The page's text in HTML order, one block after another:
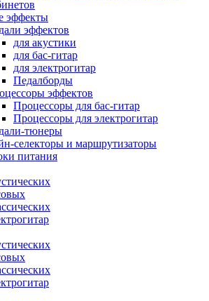
эффекты
эффектов
для акустики
для бас-гитар
для электрогитар
Педалборды
эффектов
Процессоры для бас-гитар
Процессоры для электрогитар
тюнеры
селекторы и маршрутизаторы
питания